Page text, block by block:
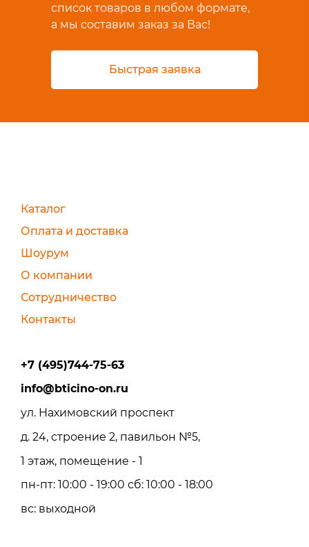
список товаров в любом формате,
а мы составим заказ за Вас!
Быстрая заявка
Каталог
Оплата и доставка
Шоурум
О компании
Сотрудничество
Контакты
+7 (495)744-75-63
info@bticino-on.ru
ул. Нахимовский проспект
д. 24, строение 2, павильон №5,
1 этаж, помещение - 1
пн-пт: 10:00 - 19:00 сб: 10:00 - 18:00
вс: выходной